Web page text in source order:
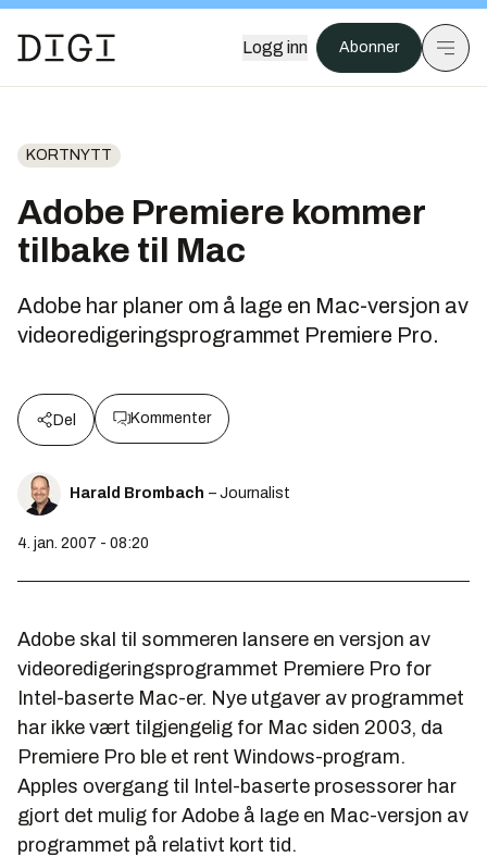
Logg inn Abonner
KORTNYTT
Adobe Premiere kommer
tilbake til Mac
Adobe har planer om å lage en Mac-versjon av
videoredigeringsprogrammet Premiere Pro.
Del Kommenter
Harald Brombach – Journalist
4. jan. 2007 - 08:20
Adobe skal til sommeren lansere en versjon av
videoredigeringsprogrammet Premiere Pro for
Intel-baserte Mac-er. Nye utgaver av programmet
har ikke vært tilgjengelig for Mac siden 2003, da
Premiere Pro ble et rent Windows-program.
Apples overgang til Intel-baserte prosessorer har
gjort det mulig for Adobe å lage en Mac-versjon av
programmet på relativt kort tid.